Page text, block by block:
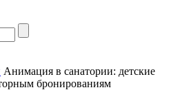
Анимация в санатории: детские
бронированиям